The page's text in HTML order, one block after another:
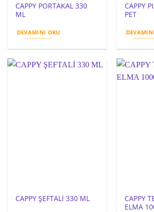
CAPPY PORTAKAL 330
ML
DEVAMINI OKU
CAPPY
PET
CAPPY ŞEFTALİ 330 ML
CAPPY
ELMA